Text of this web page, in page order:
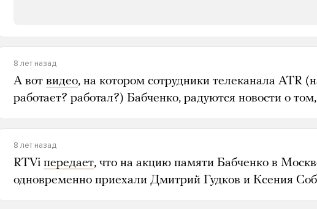
8 лет назад
А вот видео, на котором сотрудники телеканала ATR
работает? работал?) Бабченко, радуются новости о
8 лет назад
RTVi передает, что на акцию памяти Бабченко в
одновременно приехали Дмитрий Гудков и Ксения